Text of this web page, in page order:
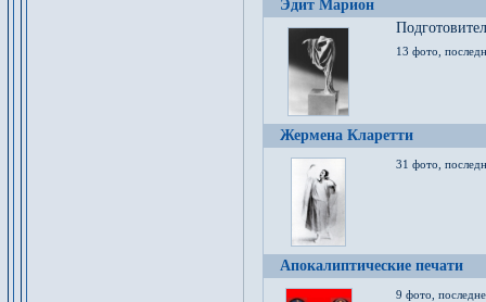
Эдит Марион
13 фото,
Жермена Кларетти
31 фото,
Апокалиптические печати
9 фото,